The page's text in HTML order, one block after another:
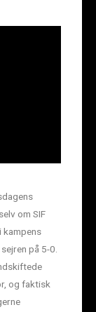
om SIF
kampens
på 5-0.
og faktisk